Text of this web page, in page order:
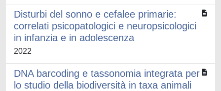
Disturbi del sonno e cefalee primarie:
correlati psicopatologici e neuropsicologici
in infanzia e in adolescenza
2022
DNA barcoding e tassonomia integrata per
lo studio della biodiversità in taxa animali